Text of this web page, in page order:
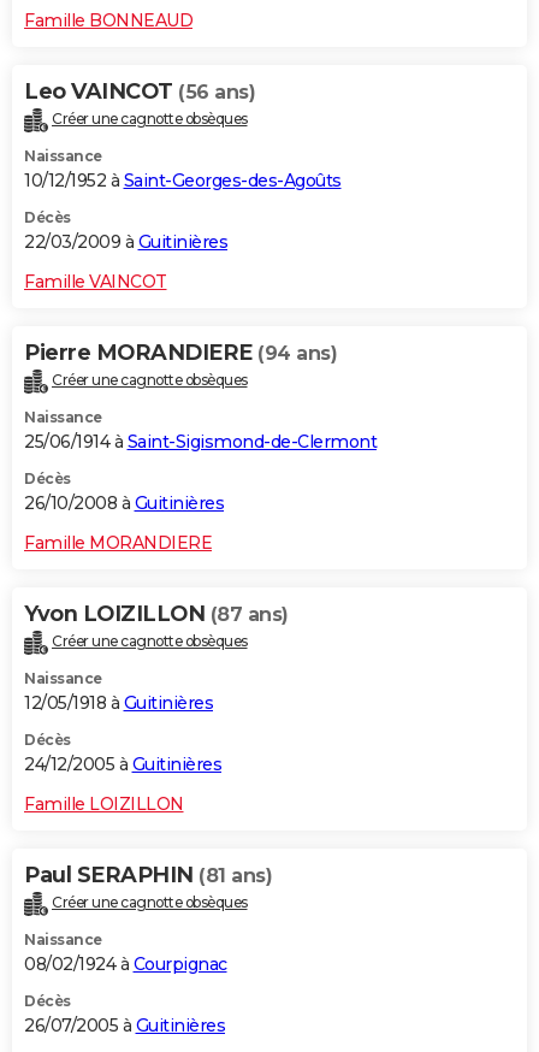
Famille BONNEAUD
Leo VAINCOT (56 ans)
Créer une cagnotte obsèques
Naissance
10/12/1952 à Saint-Georges-des-Agoûts
Décès
22/03/2009 à Guitinières
Famille VAINCOT
Pierre MORANDIERE (94 ans)
Créer une cagnotte obsèques
Naissance
25/06/1914 à Saint-Sigismond-de-Clermont
Décès
26/10/2008 à Guitinières
Famille MORANDIERE
Yvon LOIZILLON (87 ans)
Créer une cagnotte obsèques
Naissance
12/05/1918 à Guitinières
Décès
24/12/2005 à Guitinières
Famille LOIZILLON
Paul SERAPHIN (81 ans)
Créer une cagnotte obsèques
Naissance
08/02/1924 à Courpignac
Décès
26/07/2005 à Guitinières